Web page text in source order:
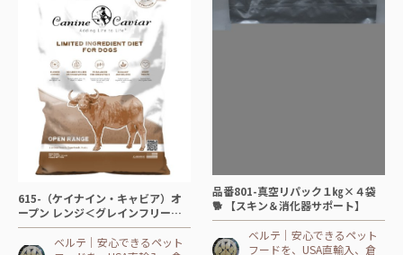
615-（ケイナイン・キャビア）オ
ープン レンジ＜グレインフリー＞
🐕DOG【10㎏】🐃水牛(バッファロ
ベルテ│安心できるペット
品番801-真空リパック１㎏×４袋
🐕 【スキン＆消化器サポート】
ベルテ│安心できるペット
フードを、USA直輸入、倉